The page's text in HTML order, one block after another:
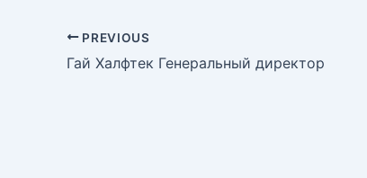
PREVIOUS
Гай Халфтек Генеральный директор